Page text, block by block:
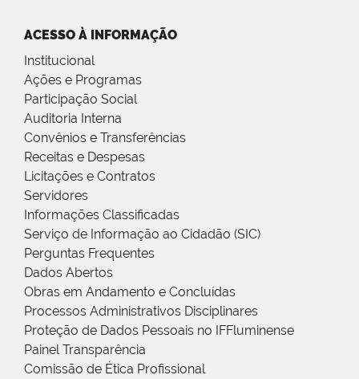
ACESSO À INFORMAÇÃO
Institucional
Ações e Programas
Participação Social
Auditoria Interna
Convênios e Transferências
Receitas e Despesas
Licitações e Contratos
Servidores
Informações Classificadas
Serviço de Informação ao Cidadão (SIC)
Perguntas Frequentes
Dados Abertos
Obras em Andamento e Concluídas
Processos Administrativos Disciplinares
Proteção de Dados Pessoais no IFFluminense
Painel Transparência
Comissão de Ética Profissional